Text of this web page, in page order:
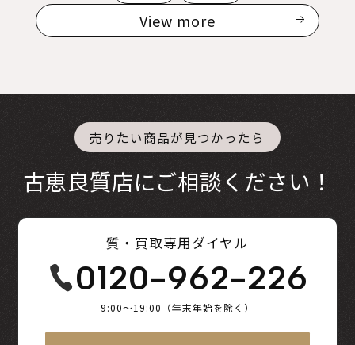
View more
売りたい商品が見つかったら
古恵良質店にご相談ください！
質・買取専用ダイヤル
0120-962-226
9:00～19:00（年末年始を除く）